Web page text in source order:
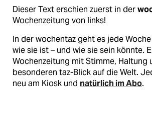
Dieser Text erschien zuerst in der
Wochenzeitung von links!
In der wochentaz geht es jede
wie sie ist – und wie sie sein könnte.
Wochenzeitung mit Stimme, Haltung
besonderen taz-Blick auf die Welt.
neu am Kiosk und natürlich im Abo.